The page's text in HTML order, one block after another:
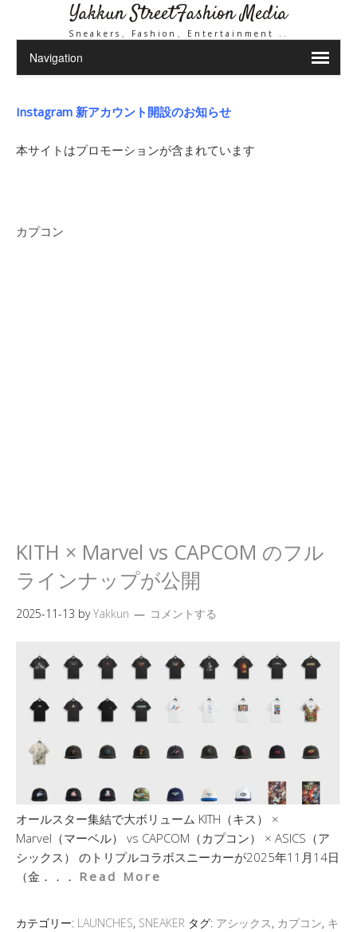
Yakkun StreetFashion Media
Sneakers、Fashion、Entertainment ..
Instagram 新アカウント開設のお知らせ
本サイトはプロモーションが含まれています
カプコン
KITH × Marvel vs CAPCOM のフル
ラインナップが公開
2025-11-13 byYakkun コメントする
オールスター集結で大ボリューム KITH（キス） ×
Marvel（マーベル） vs CAPCOM（カプコン） × ASICS（ア
シックス） のトリプルコラボスニーカーが2025年11月14日
（金．．． Read More
カテゴリー: LAUNCHES, SNEAKER タグ: アシックス, カプコン, キ